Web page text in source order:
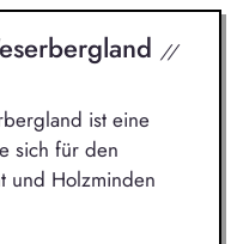
//
ist eine
sich für den
und Holzminden